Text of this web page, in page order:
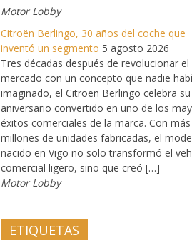
Motor Lobby
Citroën Berlingo, 30 años del coche que
inventó un segmento 5 agosto 2026
Tres décadas después de revolucionar el
mercado con un concepto que nadie
imaginado, el Citroën Berlingo celebra su
aniversario convertido en uno de los
éxitos comerciales de la marca. Con
millones de unidades fabricadas, el
nacido en Vigo no solo transformó el
comercial ligero, sino que creó […]
Motor Lobby
ETIQUETAS